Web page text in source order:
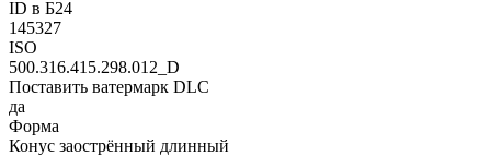
ID в Б24
145327
ISO
500.316.415.298.012_D
Поставить ватермарк DLC
да
Форма
Конус заострённый длинный